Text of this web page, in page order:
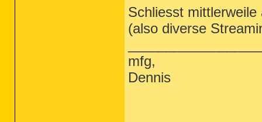
Schliesst
(also diverse
mfg,
Dennis